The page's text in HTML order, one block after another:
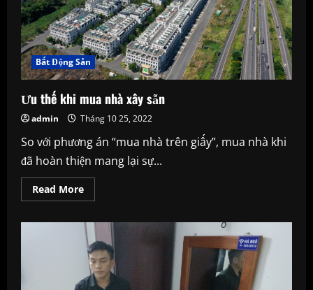
Bất Động Sản
Ưu thế khi mua nhà xây sẵn
admin Tháng 10 25, 2022
So với phương án “mua nhà trên giấy”, mua nhà khi
đã hoàn thiện mang lại sự...
Read MoreRead
more
thế
khi
mua
nhà
xây
sẵn